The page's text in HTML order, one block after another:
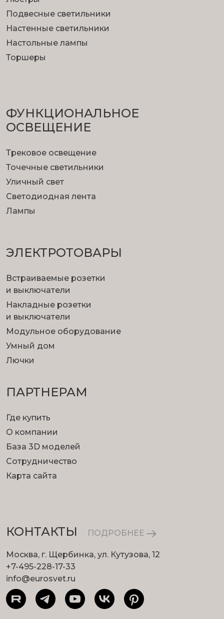
Подвесные светильники
Настенные светильники
Настольные лампы
Торшеры
ФУНКЦИОНА­ЛЬНОЕ
ОСВЕЩЕНИЕ
Трековое освещение
Точечные светильники
Уличный свет
Светодиодная лента
Лампы
ЭЛЕКТРОТОВАРЫ
Встраиваемые розетки
и выключатели
Накладные розетки
и выключатели
Модульное оборудование
Умный дом
Лючки
ПАРТНЕРАМ
Где купить
О компании
База 3D моделей
Сотрудничество
Карта сайта
КОНТАКТЫ ПОДРОБНЕЕ
Москва, г. Щербинка, ул. Кутузова, 12
+7-495-228-17-33
info@eurosvet.ru